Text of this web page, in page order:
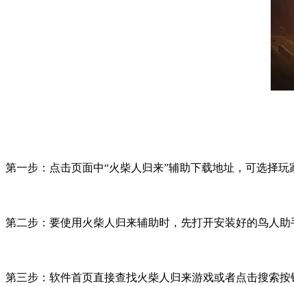
第一步：点击页面中“火柴人归来”辅助下载地址，可选择玩
第二步：要使用火柴人归来辅助时，先打开安装好的鸟人
第三步：软件首页直接查找火柴人归来游戏或者点击搜索